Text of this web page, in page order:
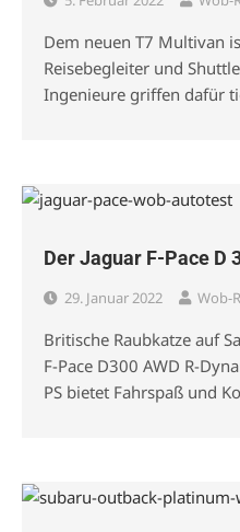
Dem neuen T7 Multivan
Reisebegleiter und
Ingenieure griffen dafür
Der Jaguar F-Pace D
29. Januar 2022 Wob-
Britische Raubkatze auf
F-Pace D300 AWD R-
PS bietet Fahrspaß und